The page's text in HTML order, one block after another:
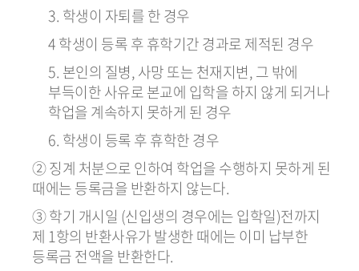
3. 학생이 자퇴를 한 경우
4 학생이 등록 후 휴학기간 경과로 제적된 경우
5. 본인의 질병, 사망 또는 천재지변, 그 밖에
부득이한 사유로 본교에 입학을 하지 않게 되거나
학업을 계속하지 못하게 된 경우
6. 학생이 등록 후 휴학한 경우
② 징계 처분으로 인하여 학업을 수행하지 못하게 된
때에는 등록금을 반환하지 않는다.
③ 학기 개시일 (신입생의 경우에는 입학일)전까지
제 1항의 반환사유가 발생한 때에는 이미 납부한
등록금 전액을 반환한다.